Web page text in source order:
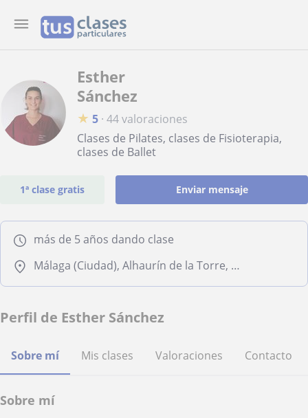
Esther
Sánchez
★ 5 · 44 valoraciones
Clases de Pilates, clases de Fisioterapia,
clases de Ballet
1ª clase gratis Enviar mensaje
más de 5 años dando clase
Málaga (Ciudad), Alhaurín de la Torre, Rincón de la Victoria, Torremolinos, Totalán
Perfil de Esther Sánchez
Sobre mí Mis clases Valoraciones Contacto
Sobre mí